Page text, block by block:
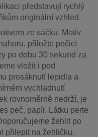
představují rychlý
originální vzhled.
ze sáčku. Motiv
přiložte pečicí
po dobu 30 sekund za
vložit i pod
prosáknutí lepidla a
vychladnutí
rovnoměrně nedrží, je
peč. papír. Látku perte
žehlit po
přilepit na žehličku.